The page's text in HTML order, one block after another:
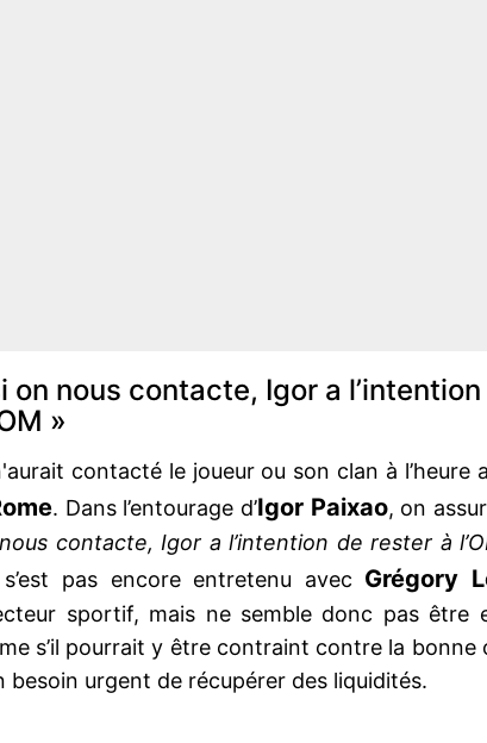
on nous contacte, Igor a l’intention
»
contacté le joueur ou son clan à l’heure
. Dans l’entourage d’Igor Paixao, on
contacte, Igor a l’intention de rester à
pas encore entretenu avec Grégory
sportif, mais ne semble donc pas être
s’il pourrait y être contraint contre la bonne
besoin urgent de récupérer des liquidités.